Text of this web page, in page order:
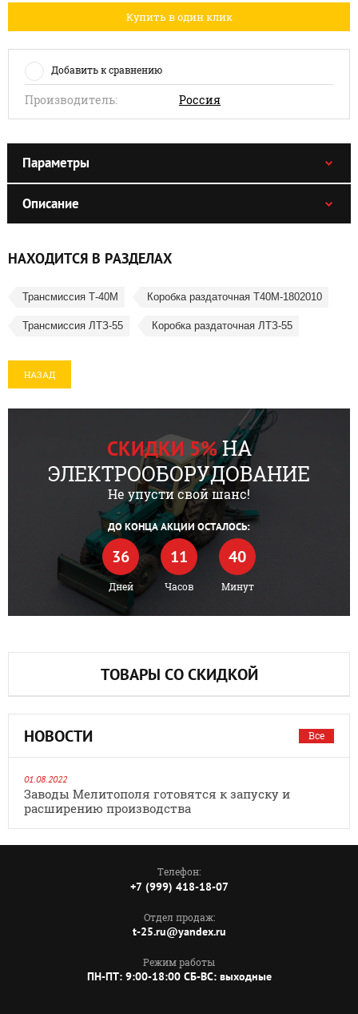
Купить в один клик
Добавить к сравнению
Производитель: Россия
Параметры
Описание
НАХОДИТСЯ В РАЗДЕЛАХ
Трансмиссия Т-40М Коробка раздаточная Т40М-1802010
Трансмиссия ЛТЗ-55 Коробка раздаточная ЛТЗ-55
НАЗАД
СКИДКИ 5%НА
ЭЛЕКТРООБОРУДОВАНИЕ
Не упусти свой шанс!
ДО КОНЦА АКЦИИ ОСТАЛОСЬ:
36
Дней
11
Часов
40
Минут
ТОВАРЫ СО СКИДКОЙ
НОВОСТИ Все
01.08.2022
Заводы Мелитополя готовятся к запуску и
расширению производства
Телефон:
+7 (999) 418-18-07
Отдел продаж:
t-25.ru@yandex.ru
Режим работы
ПН-ПТ: 9:00-18:00 СБ-ВС: выходные